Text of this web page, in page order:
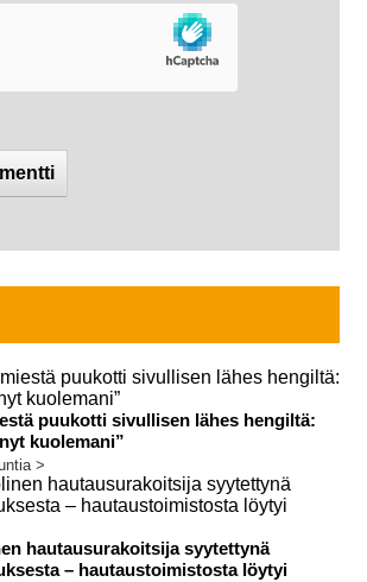
puukotti sivullisen lähes hengiltä:
kuolemani”
>
hautausurakoitsija syytettynä
– hautaustoimistosta löytyi